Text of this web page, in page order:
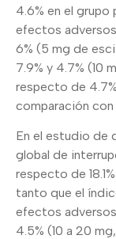
4.6% en el
efectos
6% (5 mg de
7.9% y 4.7% (10
respecto de
comparación con
En el estudio de
global de
respecto de
tanto que el
efectos
4.5% (10 a 20